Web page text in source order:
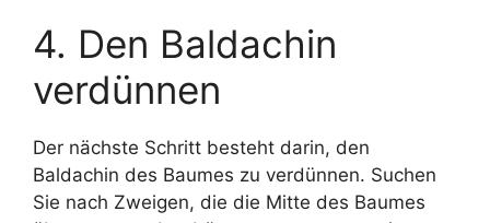
4. Den Baldachin
verdünnen
Der nächste Schritt besteht darin, den
Baldachin des Baumes zu verdünnen. Suchen
Sie nach Zweigen, die die Mitte des Baumes